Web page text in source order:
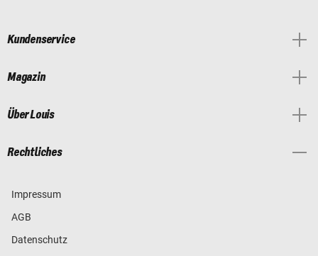
Kundenservice
Magazin
Über Louis
Rechtliches
Impressum
AGB
Datenschutz